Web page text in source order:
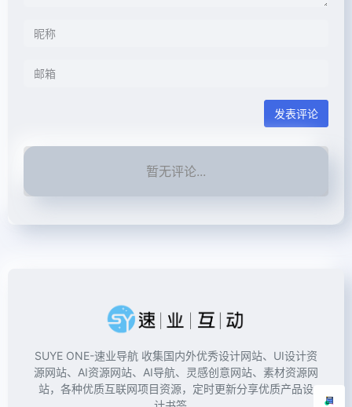
发表评论
暂无评论...
SUYE ONE-速业导航 收集国内外优秀设计网站、UI设计资
源网站、AI资源网站、AI导航、灵感创意网站、素材资源网
站，各种优质互联网项目资源，定时更新分享优质产品设